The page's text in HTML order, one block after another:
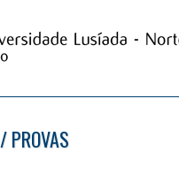
/ PROVAS